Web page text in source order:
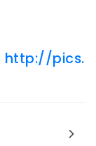
http://pics.